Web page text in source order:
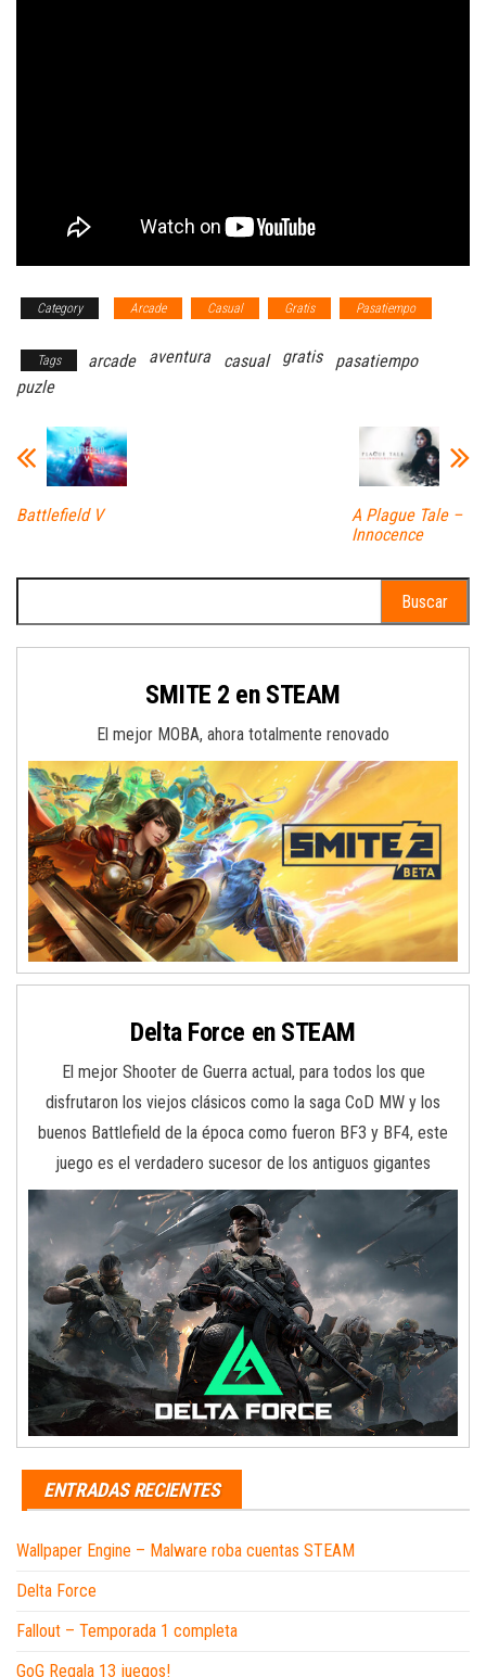
Category Arcade Casual Gratis Pasatiempo
Tags arcade aventura casual gratis
pasatiempo
puzle
Battlefield V
A Plague Tale –
Innocence
SMITE 2 en STEAM
El mejor MOBA, ahora totalmente renovado
Delta Force en STEAM
El mejor Shooter de Guerra actual, para todos los que
disfrutaron los viejos clásicos como la saga CoD MW y los
buenos Battlefield de la época como fueron BF3 y BF4, este
juego es el verdadero sucesor de los antiguos gigantes
ENTRADAS RECIENTES
Wallpaper Engine – Malware roba cuentas STEAM
Delta Force
Fallout – Temporada 1 completa
GoG Regala 13 juegos!